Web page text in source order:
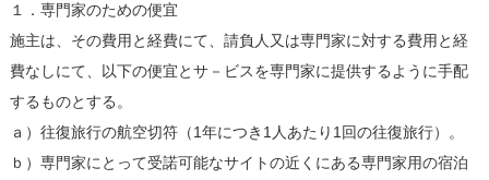
１．専門家のための便宜
施主は、その費用と経費にて、請負人又は専門家に対する費用と経
費なしにて、以下の便宜とサ－ビスを専門家に提供するように手配
するものとする。
ａ）往復旅行の航空切符（1年につき1人あたり1回の往復旅行）。
ｂ）専門家にとって受諾可能なサイトの近くにある専門家用の宿泊